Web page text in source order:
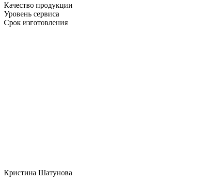
Качество продукции
Уровень сервиса
Срок изготовления
Кристина Шатунова